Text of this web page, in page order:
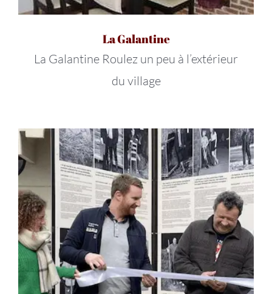
La Galantine
La Galantine Roulez un peu à l’extérieur
du village